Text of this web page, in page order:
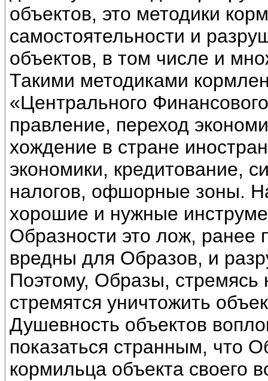
объектов, это методики
самостоятельности и
объектов, в том числе и
Такими методиками
«Центрального
правление, переход
хождение в стране
экономики, кредитование,
налогов, офшорные зоны.
хорошие и нужные
Образности это лож,
вредны для Образов, и
Поэтому, Образы, стремясь
стремятся уничтожить
Душевность объектов
показаться странным, что
кормильца объекта своего